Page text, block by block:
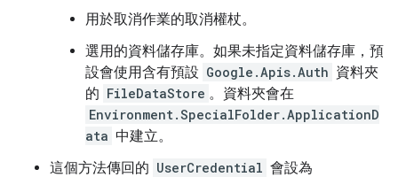
用於取消作業的取消權杖。
選用的資料儲存庫。如果未指定資料儲存庫，預
設會使用含有預設 Google.Apis.Auth 資料夾
的 FileDataStore 。資料夾會在
Environment.SpecialFolder.ApplicationD
ata 中建立。
這個方法傳回的 UserCredential 會設為